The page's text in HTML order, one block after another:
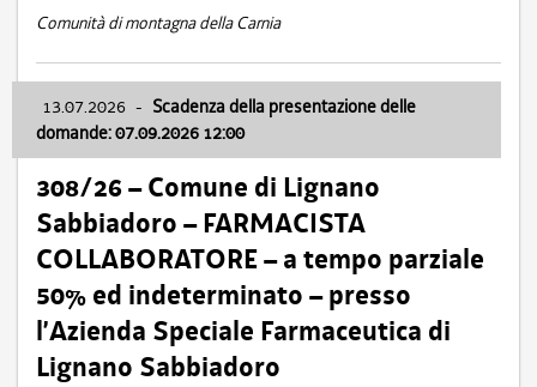
Comunità di montagna della Carnia
13.07.2026 - Scadenza della presentazione delle
domande: 07.09.2026 12:00
308/26 – Comune di Lignano
Sabbiadoro – FARMACISTA
COLLABORATORE – a tempo parziale
50% ed indeterminato – presso
l’Azienda Speciale Farmaceutica di
Lignano Sabbiadoro